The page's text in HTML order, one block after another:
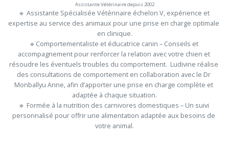
Assistante Vétérinaire depuis 2002
🔹 Assistante Spécialisée Vétérinaire échelon V, expérience et
expertise au service des animaux pour une prise en charge optimale
en clinique.
🔹Comportementaliste et éducatrice canin – Conseils et
accompagnement pour renforcer la relation avec votre chien et
résoudre les éventuels troubles du comportement.  Ludivine réalise
des consultations de comportement en collaboration avec le Dr
Monballyu Anne, afin d’apporter une prise en charge complète et
adaptée à chaque situation.
🔹 Formée à la nutrition des carnivores domestiques – Un suivi
personnalisé pour offrir une alimentation adaptée aux besoins de
votre animal.